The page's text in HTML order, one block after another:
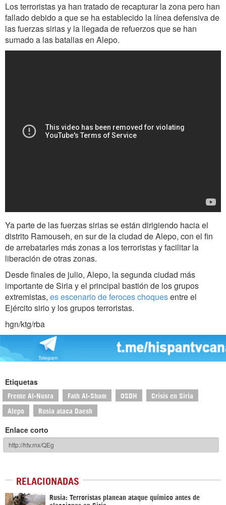
Los terroristas ya han tratado de recapturar la zona pero han
fallado debido a que se ha establecido la línea defensiva de
las fuerzas sirias y la llegada de refuerzos que se han
sumado a las batallas en Alepo.
Ya parte de las fuerzas sirias se están dirigiendo hacia el
distrito Ramouseh, en sur de la ciudad de Alepo, con el fin
de arrebatarles más zonas a los terroristas y facilitar la
liberación de otras zonas.
Desde finales de julio, Alepo, la segunda ciudad más
importante de Siria y el principal bastión de los grupos
extremistas, es escenario de feroces choquesentre el
Ejército sirio y los grupos terroristas.
hgn/ktg/rba
Etiquetas
Frente Al-Nusra Fath Al-Sham OSDH Crisis en Siria
Alepo Rusia ataca Daesh
Enlace corto
RELACIONADAS
Rusia: Terroristas planean ataque químico antes de